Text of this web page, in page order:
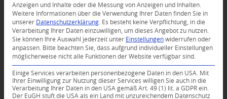
0
KOMMENTARE
Dein Kommentar
An Diskussion beteiligen?
Hinterlassen Sie uns Ihren Kommentar!
Anzeigen und Inhalte oder die Messung von Anzeigen und Inhalten.
Weitere Informationen über die Verwendung Ihrer Daten finden Sie in
unserer Datenschutzerklärung
Es besteht keine Verpflichtung, in die
Verarbeitung Ihrer Daten einzuwilligen, um dieses Angebot zu nutzen.
Sie können Ihre Auswahl jederzeit unter Einstellungen widerrufen oder
anpassen.
Bitte beachten Sie, dass aufgrund individueller Einstellungen
möglicherweise nicht alle Funktionen der Website verfügbar sind.
Einige Services verarbeiten personenbezogene Daten in den USA. Mit
Ihrer Einwilligung zur Nutzung dieser Services willigen Sie auch in die
Verarbeitung Ihrer Daten in den USA gemäß Art. 49 (1) lit. a GDPR ein.
Der EuGH stuft die USA als ein Land mit unzureichendem Datenschutz